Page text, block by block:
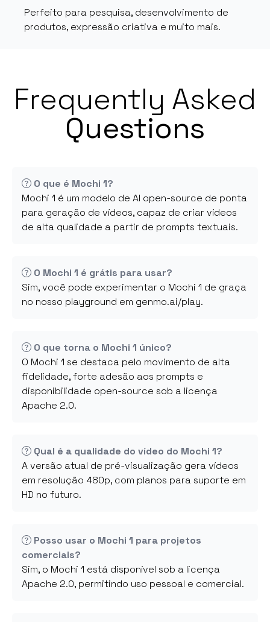
Perfeito para pesquisa, desenvolvimento de
produtos, expressão criativa e muito mais.
Frequently Asked
Questions
O que é Mochi 1?
Mochi 1 é um modelo de AI open-source de ponta
para geração de vídeos, capaz de criar vídeos
de alta qualidade a partir de prompts textuais.
O Mochi 1 é grátis para usar?
Sim, você pode experimentar o Mochi 1 de graça
no nosso playground em genmo.ai/play.
O que torna o Mochi 1 único?
O Mochi 1 se destaca pelo movimento de alta
fidelidade, forte adesão aos prompts e
disponibilidade open-source sob a licença
Apache 2.0.
Qual é a qualidade do vídeo do Mochi 1?
A versão atual de pré-visualização gera vídeos
em resolução 480p, com planos para suporte em
HD no futuro.
Posso usar o Mochi 1 para projetos
comerciais?
Sim, o Mochi 1 está disponível sob a licença
Apache 2.0, permitindo uso pessoal e comercial.